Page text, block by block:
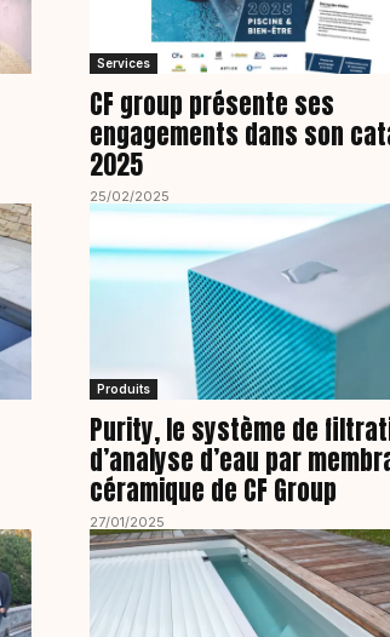
Services
CF group présente ses
engagements dans son
2025
25/02/2025
Produits
Purity, le système de
d’analyse d’eau par
céramique de CF Group
27/01/2025